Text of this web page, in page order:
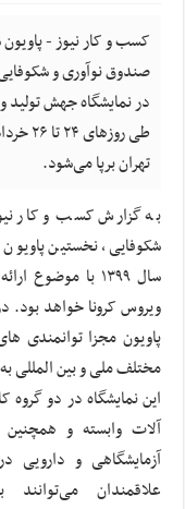
کسب و کار نیوز -
صندوق نوآوری و
در نمایشگاه جهش تولید و
طی
تهران برپا می‌شود.
به گزارش کسب و کار
شکوفایی، نخستین
سال ۱۳۹۹ با
پاویون مجزا توانمندی
مختلف ملی و بین المللی
این نمایشگاه در دو گروه
آلات وابسته و همچنین
آزمایشگاهی و دارویی
علاقمندان